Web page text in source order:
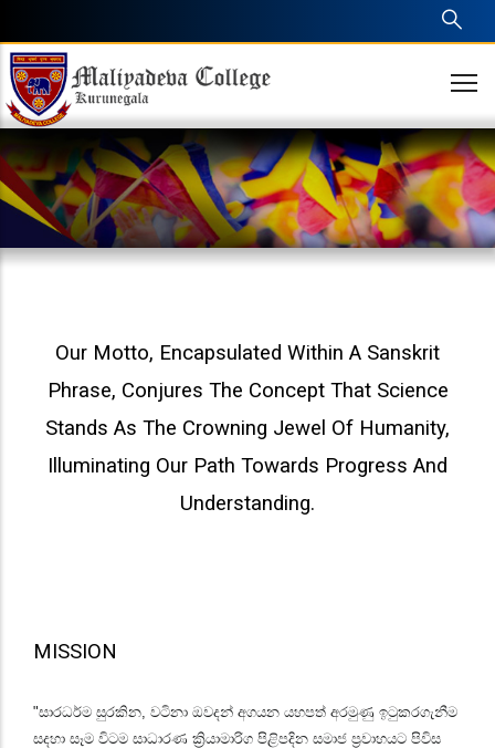
to
main
content
Our Motto, Encapsulated Within A Sanskrit
Phrase, Conjures The Concept That Science
Stands As The Crowning Jewel Of Humanity,
Illuminating Our Path Towards Progress And
Understanding.
MISSION
"සාරධර්ම සුරකින, වටිනා ඔවදන් අගයන යහපත් අරමුණු ඉටුකරගැනීම
සදහා සෑම විටම සාධාරණ ක්‍රියාමාරිග පිළිපදින සමාජ ප්‍රවාහයට පිවිස